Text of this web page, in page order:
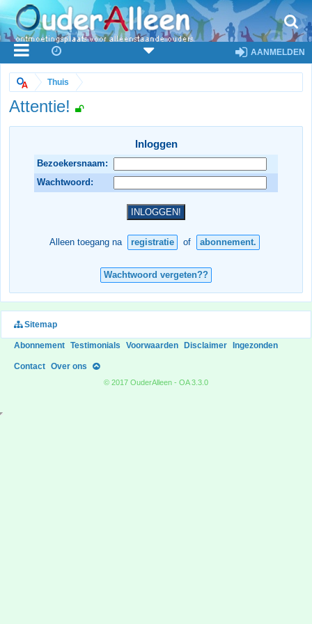
AANMELDEN
Thuis
Attentie!
Inloggen
Bezoekersnaam:
Wachtwoord:
Alleen toegang na registratie of abonnement.
Wachtwoord vergeten??
Sitemap
Abonnement Testimonials Voorwaarden Disclaimer Ingezonden
Contact Over ons
© 2017 OuderAlleen - OA 3.3.0